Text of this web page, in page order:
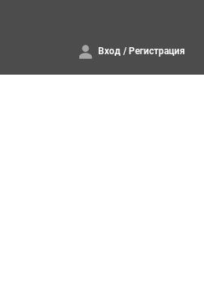
Вход / Регистрация